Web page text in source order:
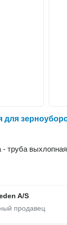
труба выхлопная
A/S